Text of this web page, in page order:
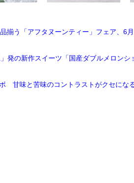
揃う「アフタヌーンティー」フェア、6
」発の新作スイーツ「国産ダブルメロン
甘味と苦味のコントラストがクセにな